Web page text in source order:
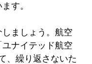
す。
ましょう。航空
ナイテッド航空
、繰り返さないた